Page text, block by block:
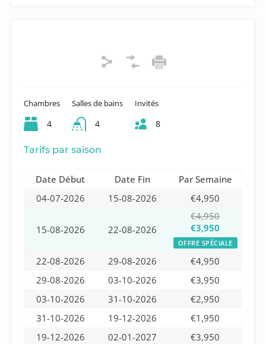
Chambres
4
Salles de bains
4
Invités
8
Tarifs par saison
Date Début Date Fin
Par Semaine
04-07-2026
15-08-2026 €4,950
15-08-2026 22-08-2026
€4,950
€3,950
OFFRE SPÉCIALE
22-08-2026 29-08-2026
€4,950
29-08-2026
03-10-2026
€3,950
03-10-2026
31-10-2026
€2,950
31-10-2026
19-12-2026
€1,950
19-12-2026
02-01-2027 €3,950